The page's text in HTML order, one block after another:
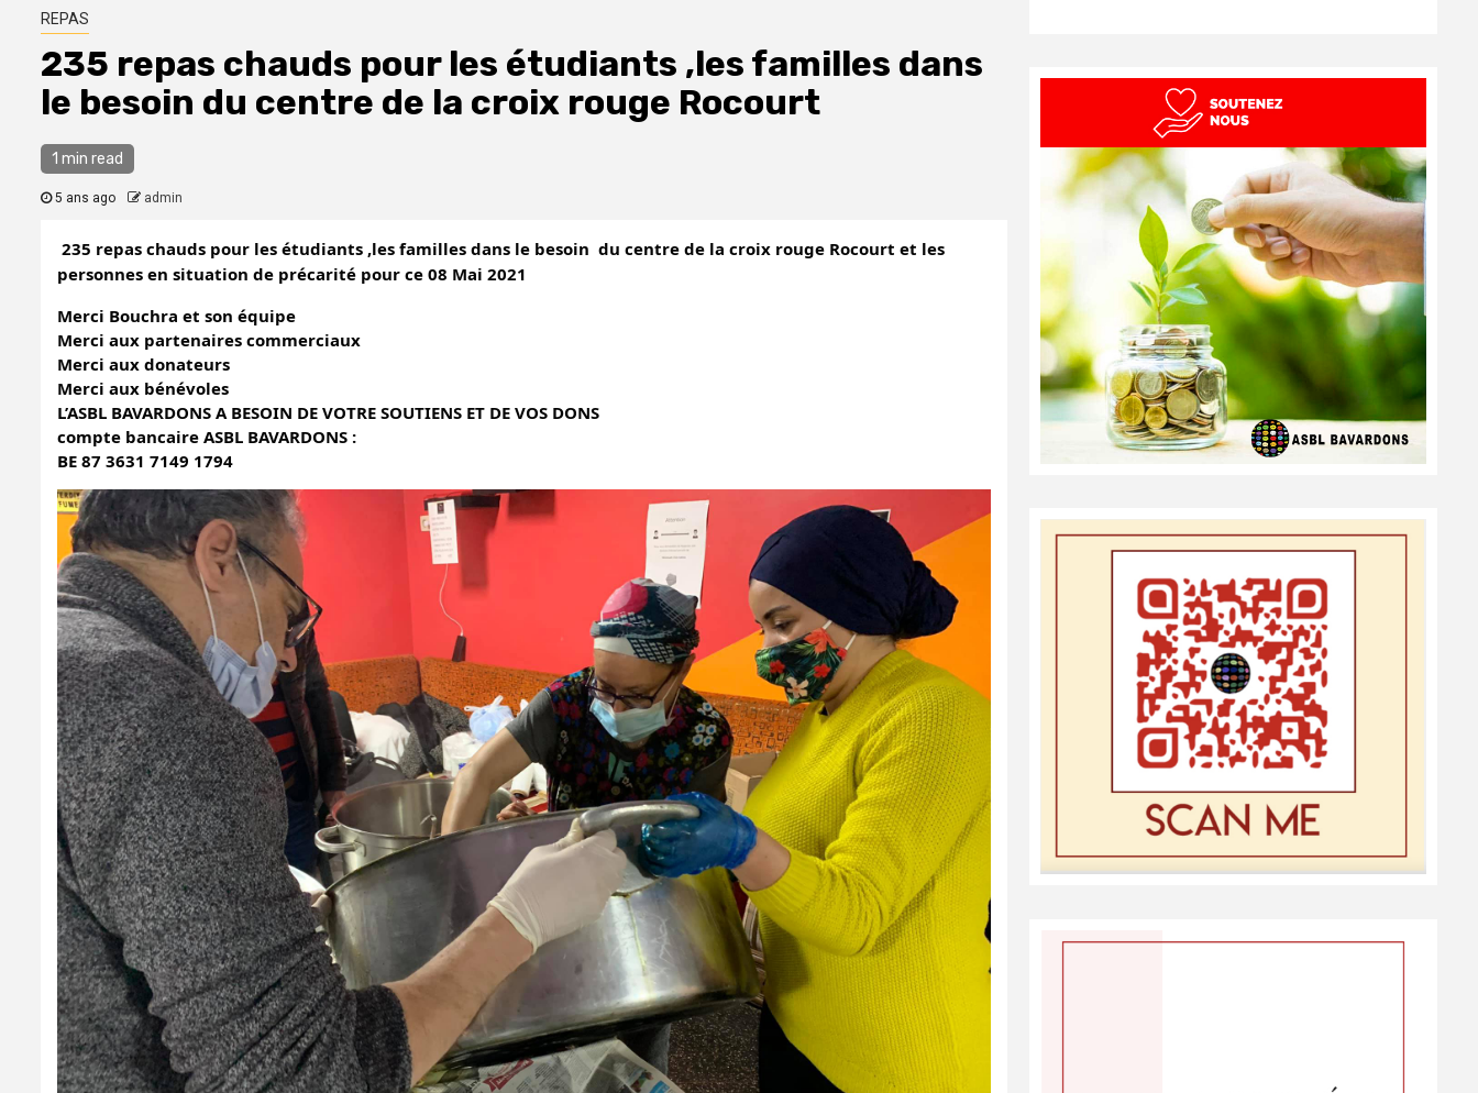
REPAS
235 repas chauds pour les étudiants ,les familles dans
le besoin du centre de la croix rouge Rocourt
1 min read
5 ans ago admin
235 repas chauds pour les étudiants ,les familles dans le besoin  du centre de la croix rouge Rocourt et les
personnes en situation de précarité pour ce 08 Mai 2021
Merci Bouchra et son équipe
Merci aux partenaires commerciaux
Merci aux donateurs
Merci aux bénévoles
L’ASBL BAVARDONS A BESOIN DE VOTRE SOUTIENS ET DE VOS DONS
compte bancaire ASBL BAVARDONS :
BE 87 3631 7149 1794